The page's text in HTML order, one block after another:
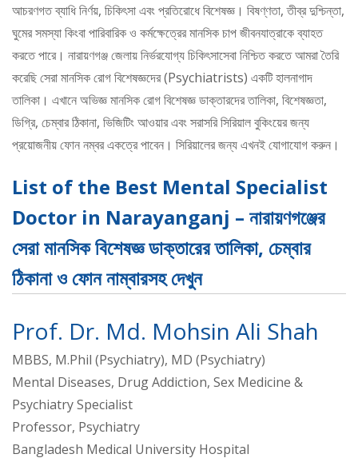
আচরণগত ব্যাধি নির্ণয়, চিকিৎসা এবং প্রতিরোধে বিশেষজ্ঞ। বিষণ্ণতা, তীব্র দুশ্চিন্তা,
ঘুমের সমস্যা কিংবা পারিবারিক ও কর্মক্ষেত্রের মানসিক চাপ জীবনযাত্রাকে ব্যাহত
করতে পারে। নারায়ণগঞ্জ জেলায় নির্ভরযোগ্য চিকিৎসাসেবা নিশ্চিত করতে আমরা তৈরি
করেছি সেরা মানসিক রোগ বিশেষজ্ঞদের (Psychiatrists) একটি হালনাগাদ
তালিকা। এখানে অভিজ্ঞ মানসিক রোগ বিশেষজ্ঞ ডাক্তারদের তালিকা, বিশেষজ্ঞতা,
ডিগ্রি, চেম্বার ঠিকানা, ভিজিটিং আওয়ার এবং সরাসরি সিরিয়াল বুকিংয়ের জন্য
প্রয়োজনীয় ফোন নম্বর একত্রে পাবেন। সিরিয়ালের জন্য এখনই যোগাযোগ করুন।
List of the Best Mental Specialist
Doctor in Narayanganj – নারায়ণগঞ্জের
সেরা মানসিক বিশেষজ্ঞ ডাক্তারের তালিকা, চেম্বার
ঠিকানা ও ফোন নাম্বারসহ দেখুন
Prof. Dr. Md. Mohsin Ali Shah
MBBS, M.Phil (Psychiatry), MD (Psychiatry)
Mental Diseases, Drug Addiction, Sex Medicine &
Psychiatry Specialist
Professor, Psychiatry
Bangladesh Medical University Hospital